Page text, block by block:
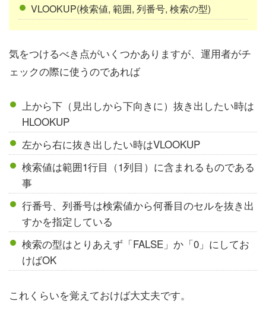
VLOOKUP(検索値, 範囲, 列番号, 検索の型)
気をつけるべき点がいくつかありますが、運用者がチ
ェックの際に使うのであれば
上から下（見出しから下向きに）抜き出したい時は
HLOOKUP
左から右に抜き出したい時はVLOOKUP
検索値は範囲1行目（1列目）に含まれるものである
事
行番号、列番号は検索値から何番目のセルを抜き出
すかを指定している
検索の型はとりあえず「FALSE」か「0」にしてお
けばOK
これくらいを覚えておけば大丈夫です。